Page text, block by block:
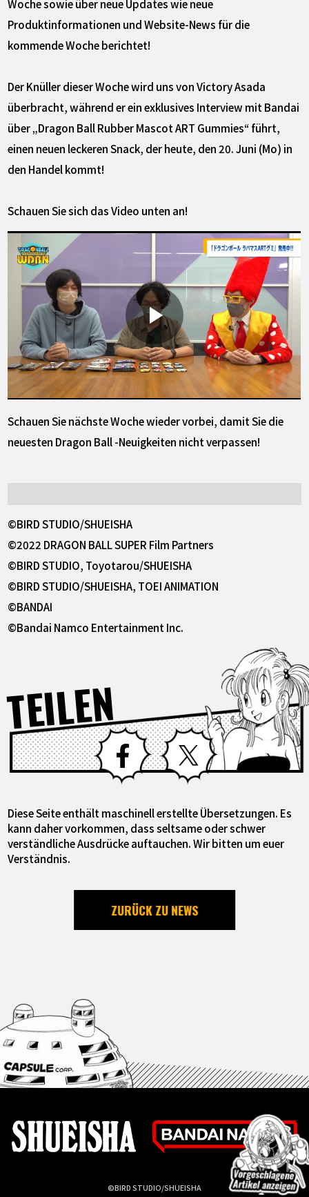
Woche sowie über neue Updates wie neue
Produktinformationen und Website-News für die
kommende Woche berichtet!
Der Knüller dieser Woche wird uns von Victory Asada
überbracht, während er ein exklusives Interview mit Bandai
über „Dragon Ball Rubber Mascot ART Gummies“ führt,
einen neuen leckeren Snack, der heute, den 20. Juni (Mo) in
den Handel kommt!
Schauen Sie sich das Video unten an!
Schauen Sie nächste Woche wieder vorbei, damit Sie die
neuesten Dragon Ball -Neuigkeiten nicht verpassen!
©BIRD STUDIO/SHUEISHA
©2022 DRAGON BALL SUPER Film Partners
©BIRD STUDIO, Toyotarou/SHUEISHA
©BIRD STUDIO/SHUEISHA, TOEI ANIMATION
©BANDAI
©Bandai Namco Entertainment Inc.
TEILEN Facebook X
Diese Seite enthält maschinell erstellte Übersetzungen. Es
kann daher vorkommen, dass seltsame oder schwer
verständliche Ausdrücke auftauchen. Wir bitten um euer
Verständnis.
ZURÜCK ZU NEWS
©BIRD STUDIO/SHUEISHA